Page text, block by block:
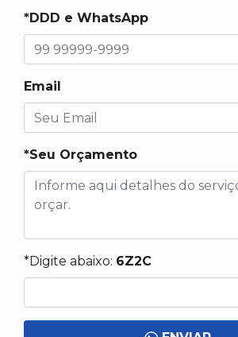
*DDD e WhatsApp
Email
*Seu Orçamento
*Digite abaixo: 6Z2C